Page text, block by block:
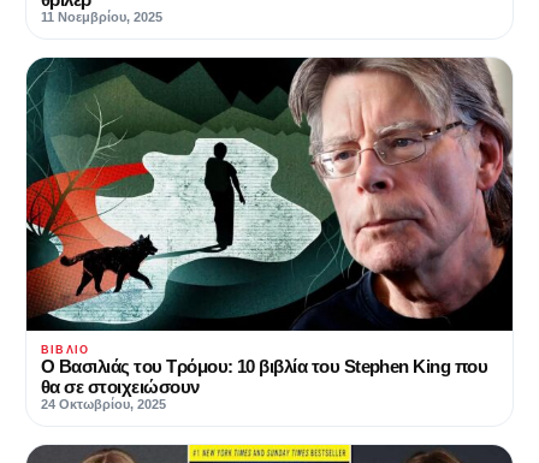
11 Νοεμβρίου, 2025
ΒΙΒΛΊΟ
Ο Βασιλιάς του Τρόμου: 10 βιβλία του Stephen King που
θα σε στοιχειώσουν
24 Οκτωβρίου, 2025